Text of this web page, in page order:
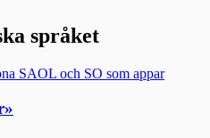
språket
SAOL och SO som appar
»